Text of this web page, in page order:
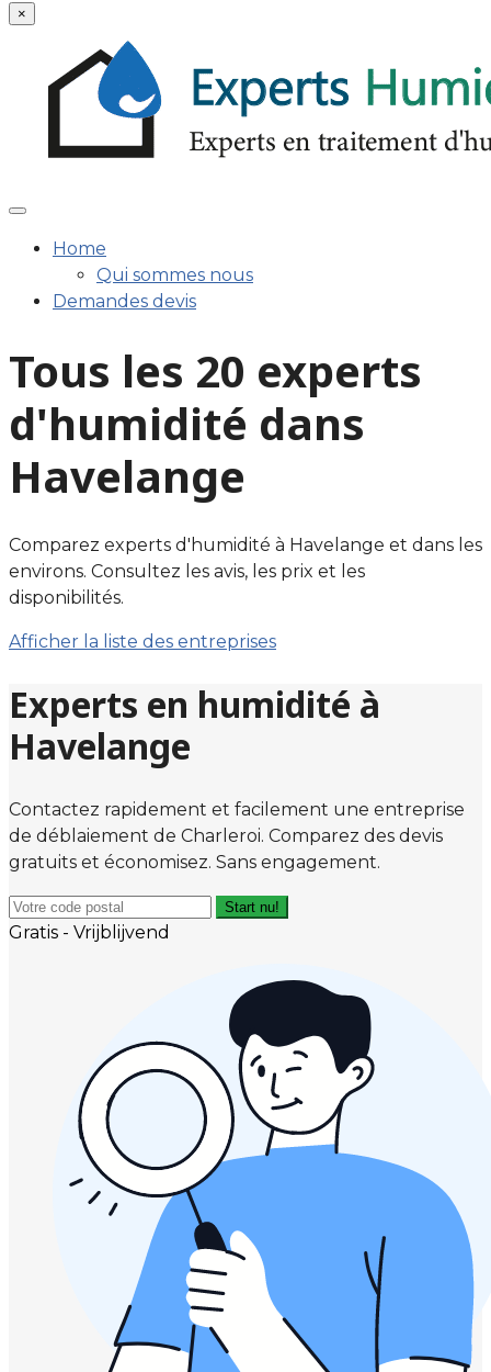
×
Home
Qui sommes nous
Demandes devis
Tous les 20 experts
d'humidité dans
Havelange
Comparez experts d'humidité à Havelange et dans les
environs. Consultez les avis, les prix et les
disponibilités.
Afficher la liste des entreprises
Experts en humidité à
Havelange
Contactez rapidement et facilement une entreprise
de déblaiement de Charleroi. Comparez des devis
gratuits et économisez. Sans engagement.
Start nu!
Gratis - Vrijblijvend